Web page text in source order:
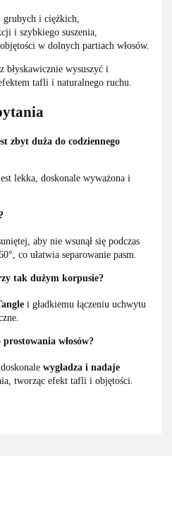
grubych i ciężkich,
i szybkiego suszenia,
w dolnych partiach włosów.
wysuszyć i
tafli i naturalnego ruchu.
zbyt duża do codziennego
lekka, doskonale wyważona i
aby nie wsunął się podczas
co ułatwia separowanie pasm.
tak dużym korpusie?
i gładkiemu łączeniu uchwytu
włosów?
wygładza i nadaje
tworząc efekt tafli i objętości.